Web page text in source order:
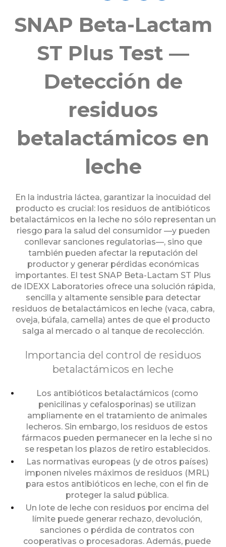
SNAP Beta‑Lactam
ST Plus Test —
Detección de
residuos
betalactámicos en
leche
En la industria láctea, garantizar la inocuidad del
producto es crucial: los residuos de antibióticos
betalactámicos en la leche no sólo representan un
riesgo para la salud del consumidor —y pueden
conllevar sanciones regulatorias—, sino que
también pueden afectar la reputación del
productor y generar pérdidas económicas
importantes. El test SNAP Beta-Lactam ST Plus
de IDEXX Laboratories ofrece una solución rápida,
sencilla y altamente sensible para detectar
residuos de betalactámicos en leche (vaca, cabra,
oveja, búfala, camella) antes de que el producto
salga al mercado o al tanque de recolección.
Importancia del control de residuos
betalactámicos en leche
Los antibióticos betalactámicos (como
penicilinas y cefalosporinas) se utilizan
ampliamente en el tratamiento de animales
lecheros. Sin embargo, los residuos de estos
fármacos pueden permanecer en la leche si no
se respetan los plazos de retiro establecidos.
Las normativas europeas (y de otros países)
imponen niveles máximos de residuos (MRL)
para estos antibióticos en leche, con el fin de
proteger la salud pública.
Un lote de leche con residuos por encima del
límite puede generar rechazo, devolución,
sanciones o pérdida de contratos con
cooperativas o procesadoras. Además, puede